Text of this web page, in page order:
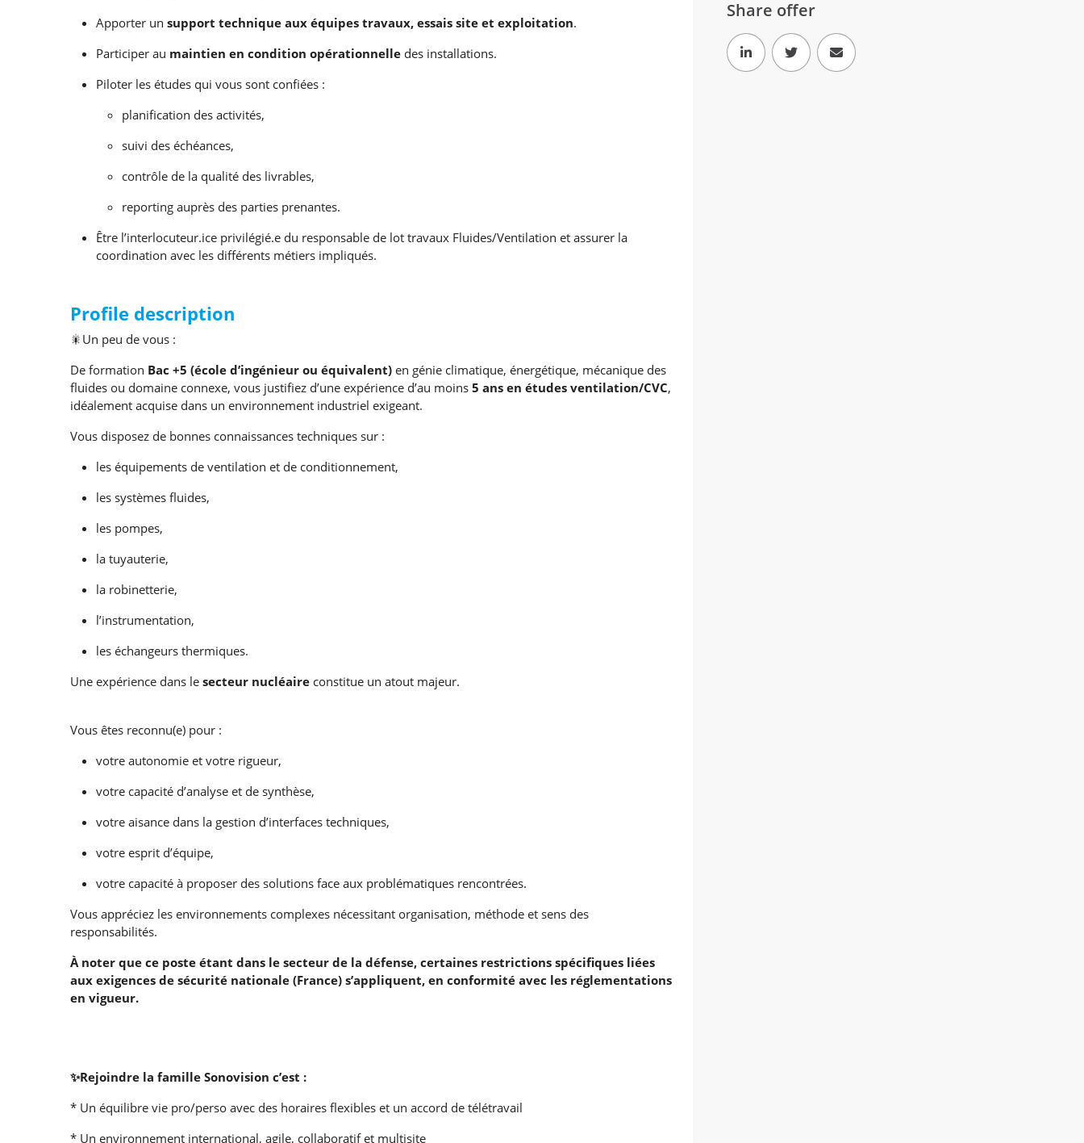
Apporter un support technique aux équipes travaux, essais site et exploitation.
Participer au maintien en condition opérationnelle des installations.
Piloter les études qui vous sont confiées :
planification des activités,
suivi des échéances,
contrôle de la qualité des livrables,
reporting auprès des parties prenantes.
Être l’interlocuteur.ice privilégié.e du responsable de lot travaux Fluides/Ventilation et assurer la
coordination avec les différents métiers impliqués.
Profile description
🎇Un peu de vous :
De formation Bac +5 (école d’ingénieur ou équivalent) en génie climatique, énergétique, mécanique des
fluides ou domaine connexe, vous justifiez d’une expérience d’au moins 5 ans en études ventilation/CVC,
idéalement acquise dans un environnement industriel exigeant.
Vous disposez de bonnes connaissances techniques sur :
les équipements de ventilation et de conditionnement,
les systèmes fluides,
les pompes,
la tuyauterie,
la robinetterie,
l’instrumentation,
les échangeurs thermiques.
Une expérience dans le secteur nucléaire constitue un atout majeur.
Vous êtes reconnu(e) pour :
votre autonomie et votre rigueur,
votre capacité d’analyse et de synthèse,
votre aisance dans la gestion d’interfaces techniques,
votre esprit d’équipe,
votre capacité à proposer des solutions face aux problématiques rencontrées.
Vous appréciez les environnements complexes nécessitant organisation, méthode et sens des
responsabilités.
À noter que ce poste étant dans le secteur de la défense, certaines restrictions spécifiques liées
aux exigences de sécurité nationale (France) s’appliquent, en conformité avec les réglementations
en vigueur.
✨Rejoindre la famille Sonovision c’est :
* Un équilibre vie pro/perso avec des horaires flexibles et un accord de télétravail
* Un environnement international, agile, collaboratif et multisite
Share offer